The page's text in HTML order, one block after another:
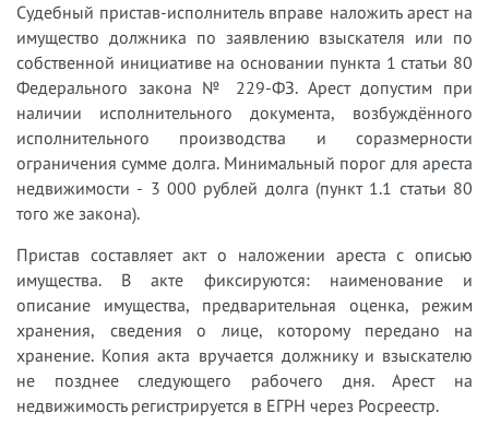
Судебный пристав-исполнитель вправе наложить арест на
имущество должника по заявлению взыскателя или по
собственной инициативе на основании пункта 1 статьи 80
Федерального закона № 229-ФЗ. Арест допустим при
наличии исполнительного документа, возбуждённого
исполнительного производства и соразмерности
ограничения сумме долга. Минимальный порог для ареста
недвижимости - 3 000 рублей долга (пункт 1.1 статьи 80
того же закона).
Пристав составляет акт о наложении ареста с описью
имущества. В акте фиксируются: наименование и
описание имущества, предварительная оценка, режим
хранения, сведения о лице, которому передано на
хранение. Копия акта вручается должнику и взыскателю
не позднее следующего рабочего дня. Арест на
недвижимость регистрируется в ЕГРН через Росреестр.